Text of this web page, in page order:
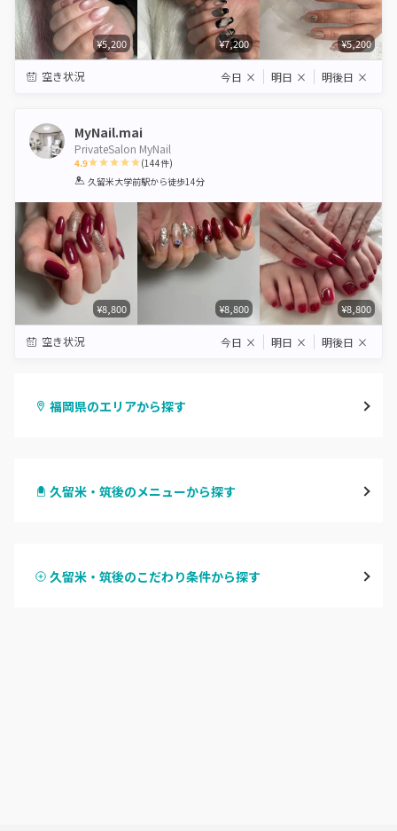
¥5,200 ¥7,200 ¥5,200
空き状況 今日 × 明日 × 明後日 ×
MyNail.mai
PrivateSalon MyNail
4.9
1 2 3 4 5
(144件)
久留米大学前駅から徒歩14分
¥8,800 ¥8,800 ¥8,800
空き状況 今日 × 明日 × 明後日 ×
福岡県のエリアから探す
警固・赤坂・大濠
久留米・筑後のメニューから探す
ハンドスカルプ
久留米・筑後のこだわり条件から探す